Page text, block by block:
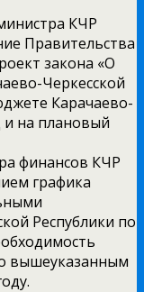
КЧР
Правительства
закона «О
Черкесской
Карачаево-
и на плановый
финансов КЧР
графика
Республики по
вышеуказанным